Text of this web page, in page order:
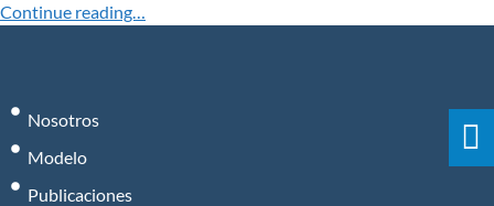
Continue reading…
Nosotros
Modelo
Publicaciones